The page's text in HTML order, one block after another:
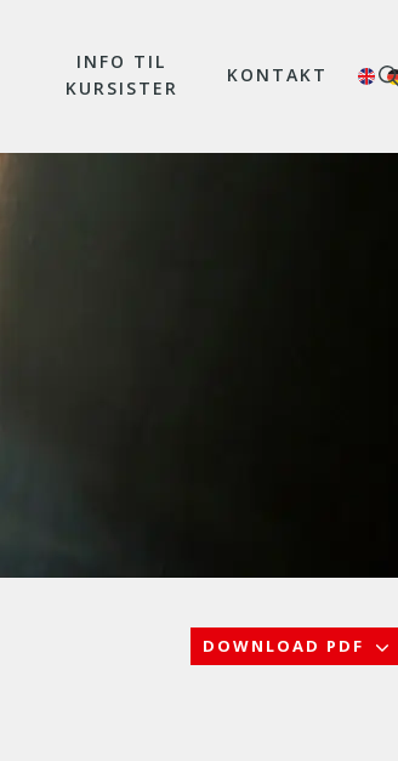
INFO TIL
KURSISTER
KONTAKT
DOWNLOAD PDF